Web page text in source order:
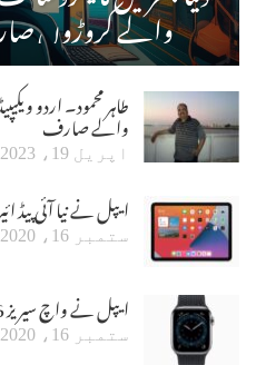
والے کروڑوں
طاہر محمود۔ اردو
والے صارف
اپریل 19، 2023
ایپل نے نیا آئی پیڈ
ستمبر 16، 2020
ایپل نے واچ سیریز 6 اور واچ ایس ای متعارف کرا دی
ستمبر 16، 2020